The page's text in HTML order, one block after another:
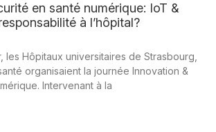
en santé numérique: IoT &
à l’hôpital?
Hôpitaux universitaires de Strasbourg,
organisaient la journée Innovation &
Intervenant à la